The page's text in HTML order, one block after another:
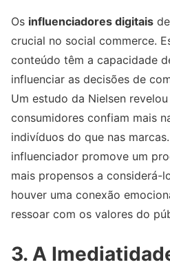
Os influenciadores digitais
crucial no social commerce.
conteúdo têm a capacidade
influenciar as decisões de
Um estudo da Nielsen
consumidores confiam mais
indivíduos do que nas
influenciador promove um
mais propensos a considerá-
houver uma conexão
ressoar com os valores do
3. A